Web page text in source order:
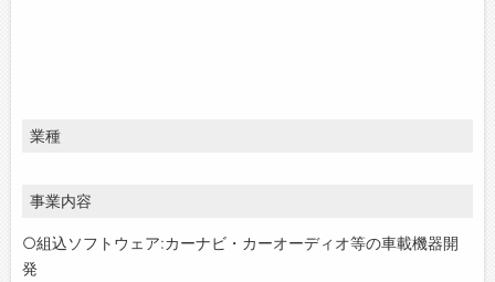
業種
事業内容
○組込ソフトウェア:カーナビ・カーオーディオ等の車載機器開
発